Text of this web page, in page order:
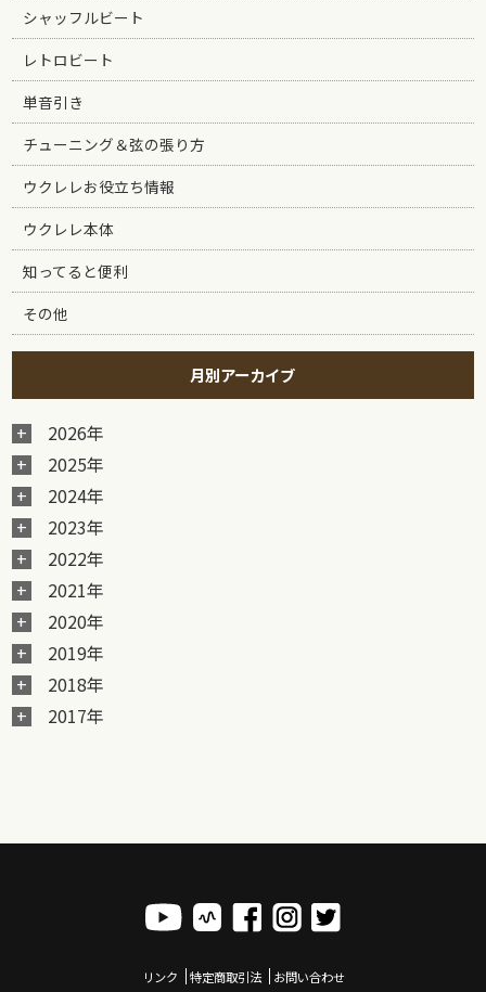
シャッフルビート
レトロビート
単音引き
チューニング＆弦の張り方
ウクレレお役立ち情報
ウクレレ本体
知ってると便利
その他
月別アーカイブ
2026年
2025年
2024年
2023年
2022年
2021年
2020年
2019年
2018年
2017年
リンク 特定商取引法 お問い合わせ